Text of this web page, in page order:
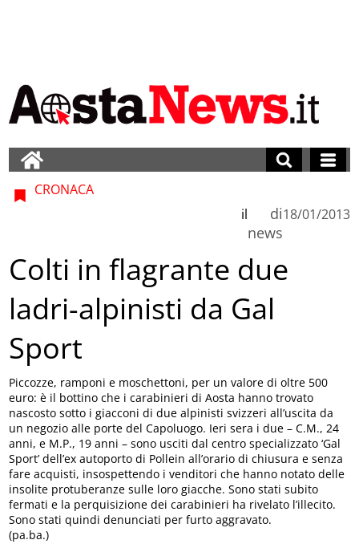
CRONACA
di
news
il 18/01/2013
Colti in flagrante due
ladri-alpinisti da Gal
Sport
Piccozze, ramponi e moschettoni, per un valore di oltre 500
euro: è il bottino che i carabinieri di Aosta hanno trovato
nascosto sotto i giacconi di due alpinisti svizzeri all’uscita da
un negozio alle porte del Capoluogo. Ieri sera i due – C.M., 24
anni, e M.P., 19 anni – sono usciti dal centro specializzato ‘Gal
Sport’ dell’ex autoporto di Pollein all’orario di chiusura e senza
fare acquisti, insospettendo i venditori che hanno notato delle
insolite protuberanze sulle loro giacche. Sono stati subito
fermati e la perquisizione dei carabinieri ha rivelato l’illecito.
Sono stati quindi denunciati per furto aggravato.
(pa.ba.)